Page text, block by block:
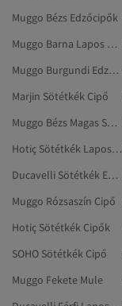
Muggo Bézs Edzőcipők
Muggo Barna Lapos Cipő
Muggo Burgundi Edzőcipő
Marjin Sötétkék Cipő
Muggo Bézs Magas Sarkú Cipő
Hotiç Sötétkék Lapos Cipő
Ducavelli Sötétkék Edzőcipők
Muggo Rózsaszín Cipő
Hotiç Sötétkék Cipők
SOHO Sötétkék Cipő
Muggo Fekete Mule